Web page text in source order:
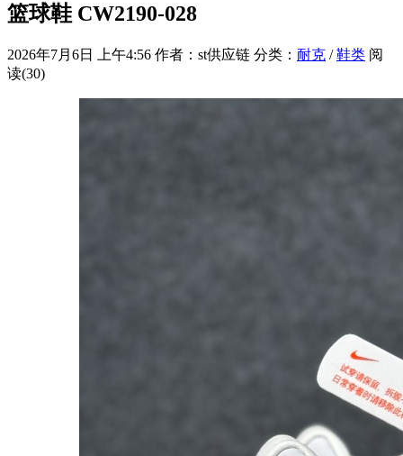
篮球鞋 CW2190-028
2026年7月6日 上午4:56 作者：st供应链 分类： 耐克 /鞋类 阅
读(30)